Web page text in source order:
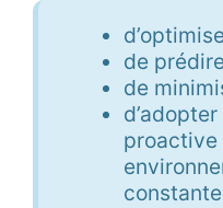
de
de
proactive